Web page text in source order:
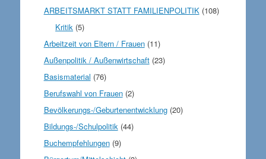
ARBEITSMARKT STATT FAMILIENPOLITIK(108)
Kritik (5)
Arbeitzeit von Eltern / Frauen(11)
Außenpolitik / Außenwirtschaft(23)
Basismaterial (76)
Berufswahl von Frauen(2)
Bevölkerungs-/Geburtenentwicklung(20)
Bildungs-/Schulpolitik(44)
Buchempfehlungen(9)